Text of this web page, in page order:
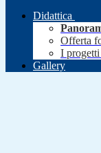
Didattica
Offerta
I progetti
Gallery